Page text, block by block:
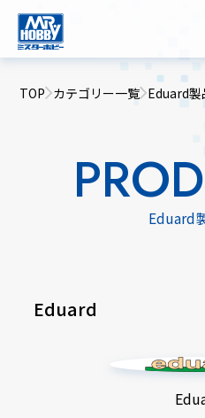
TOP カテゴリー一覧 Eduard製
Eduard
Eduard